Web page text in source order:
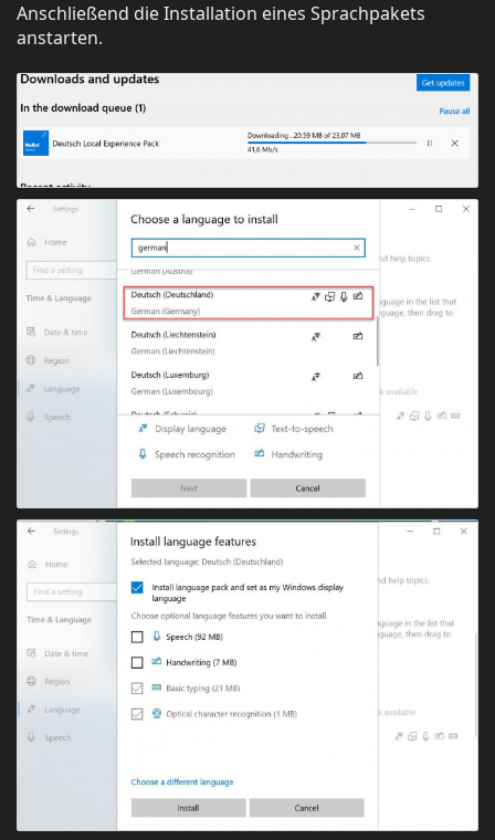
Anschließend die Installation eines Sprachpakets
anstarten.